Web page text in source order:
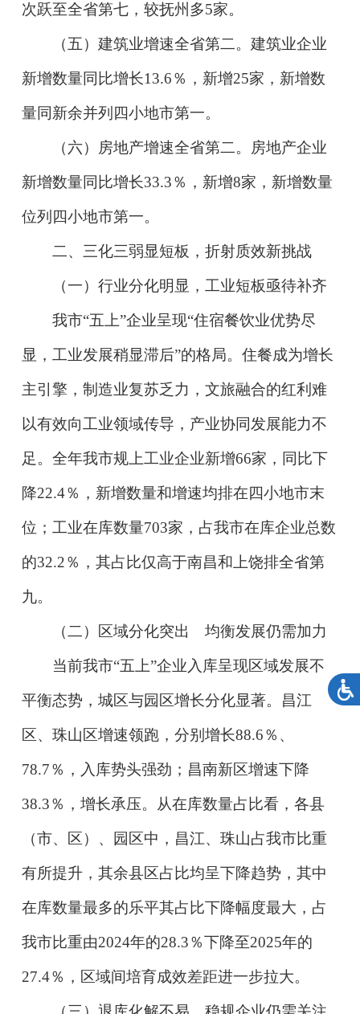
次跃至全省第七，较抚州多5家。
（五）建筑业增速全省第二。建筑业企业
新增数量同比增长13.6％，新增25家，新增数
量同新余并列四小地市第一。
（六）房地产增速全省第二。房地产企业
新增数量同比增长33.3％，新增8家，新增数量
位列四小地市第一。
二、三化三弱显短板，折射质效新挑战
（一）行业分化明显，工业短板亟待补齐
我市“五上”企业呈现“住宿餐饮业优势尽
显，工业发展稍显滞后”的格局。住餐成为增长
主引擎，制造业复苏乏力，文旅融合的红利难
以有效向工业领域传导，产业协同发展能力不
足。全年我市规上工业企业新增66家，同比下
降22.4％，新增数量和增速均排在四小地市末
位；工业在库数量703家，占我市在库企业总数
的32.2％，其占比仅高于南昌和上饶排全省第
九。
（二）区域分化突出 均衡发展仍需加力
当前我市“五上”企业入库呈现区域发展不
平衡态势，城区与园区增长分化显著。昌江
区、珠山区增速领跑，分别增长88.6％、
78.7％，入库势头强劲；昌南新区增速下降
38.3％，增长承压。从在库数量占比看，各县
（市、区）、园区中，昌江、珠山占我市比重
有所提升，其余县区占比均呈下降趋势，其中
在库数量最多的乐平其占比下降幅度最大，占
我市比重由2024年的28.3％下降至2025年的
27.4％，区域间培育成效差距进一步拉大。